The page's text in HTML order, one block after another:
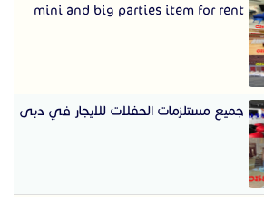
mini and big parties item for rent
جميع مستلزمات الحفلات للايجار في دبى